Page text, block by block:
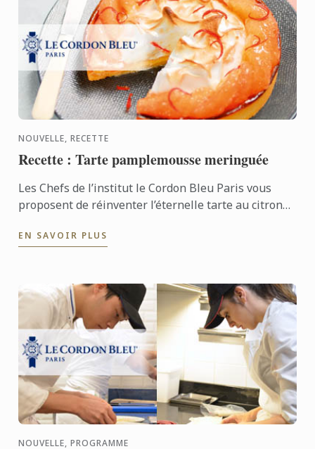
NOUVELLE, RECETTE
Recette : Tarte pamplemousse meringuée
Les Chefs de l’institut le Cordon Bleu Paris vous
proposent de réinventer l’éternelle tarte au citron
EN SAVOIR PLUS
NOUVELLE, PROGRAMME